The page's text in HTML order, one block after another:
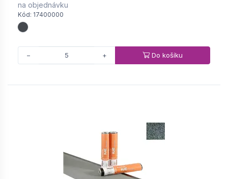
na objednávku
Kód: 17400000
− + Do košíku